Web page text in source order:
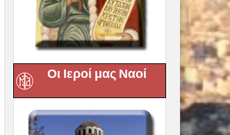
Οι Ιεροί μας Ναοί